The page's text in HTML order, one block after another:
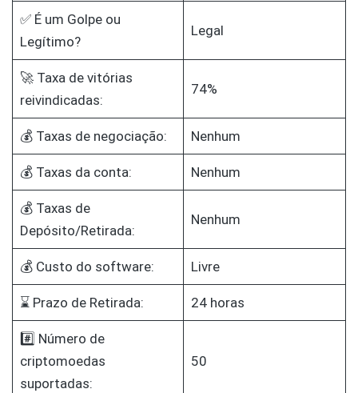
✅ É um Golpe ou
Legítimo?
Legal
🚀 Taxa de vitórias
reivindicadas:
74%
💰 Taxas de negociação: Nenhum
💰 Taxas da conta: Nenhum
💰 Taxas de
Depósito/Retirada:
Nenhum
💰 Custo do software: Livre
⌛ Prazo de Retirada: 24 horas
#️⃣ Número de
criptomoedas
suportadas:
50